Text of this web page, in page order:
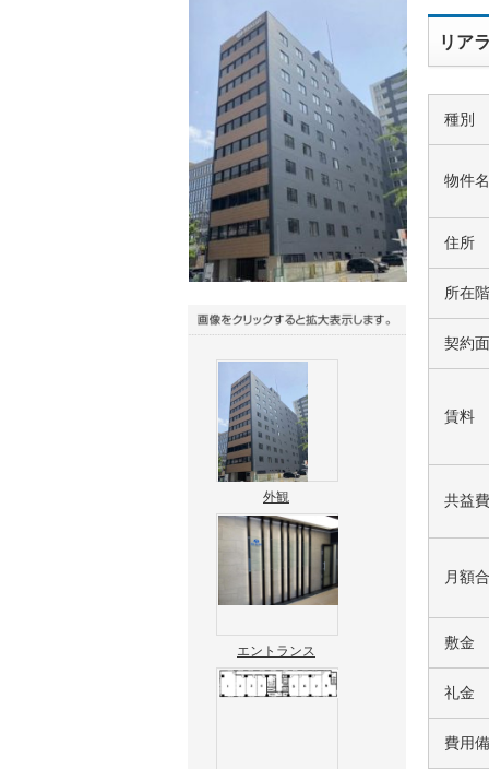
外観
エントランス
リア
種別
物件名
住所
所在階
契約
賃料
共益費
月額
敷金
礼金
費用